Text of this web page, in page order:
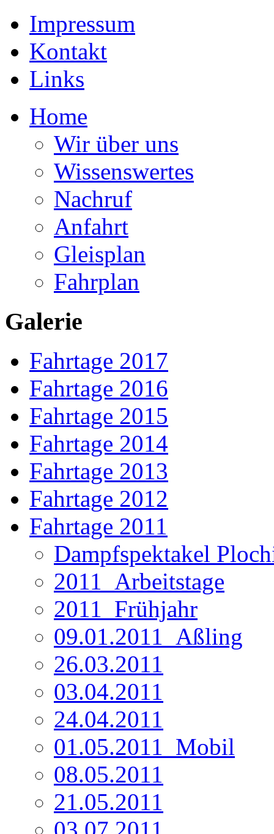
Impressum
Kontakt
Links
Home
Wir über uns
Wissenswertes
Nachruf
Anfahrt
Gleisplan
Fahrplan
Galerie
Fahrtage 2017
Fahrtage 2016
Fahrtage 2015
Fahrtage 2014
Fahrtage 2013
Fahrtage 2012
Fahrtage 2011
Dampfspektakel
2011_Arbeitstage
2011_Frühjahr
09.01.2011_Aßling
26.03.2011
03.04.2011
24.04.2011
01.05.2011_Mobil
08.05.2011
21.05.2011